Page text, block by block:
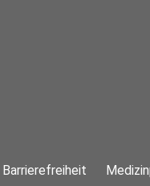
Barrierefreiheit